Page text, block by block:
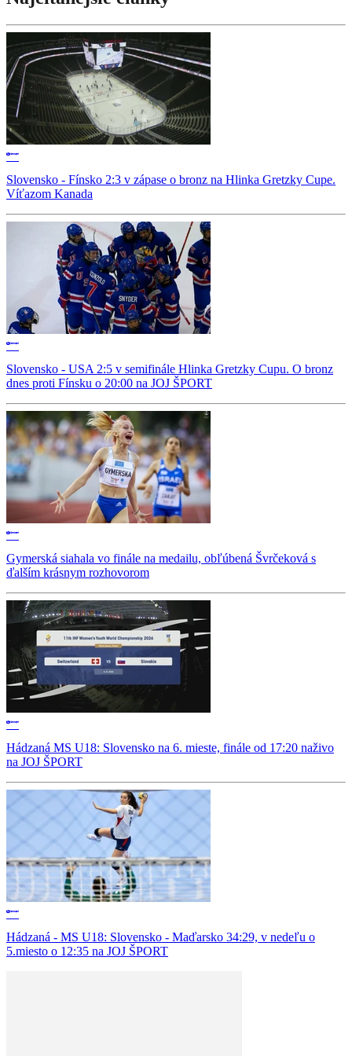
Slovensko - Fínsko 2:3 v zápase o bronz na Hlinka Gretzky Cupe.
Víťazom Kanada
Slovensko - USA 2:5 v semifinále Hlinka Gretzky Cupu. O bronz
dnes proti Fínsku o 20:00 na JOJ ŠPORT
Gymerská siahala vo finále na medailu, obľúbená Švrčeková s
ďalším krásnym rozhovorom
Hádzaná MS U18: Slovensko na 6. mieste, finále od 17:20 naživo
na JOJ ŠPORT
Hádzaná - MS U18: Slovensko - Maďarsko 34:29, v nedeľu o
5.miesto o 12:35 na JOJ ŠPORT